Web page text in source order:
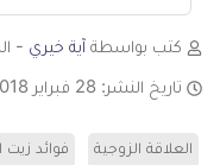
كتب بواسطة آية خيري -
تاريخ النشر: 28 فبراير 2018
العلاقة الزوجية فوائد زيت